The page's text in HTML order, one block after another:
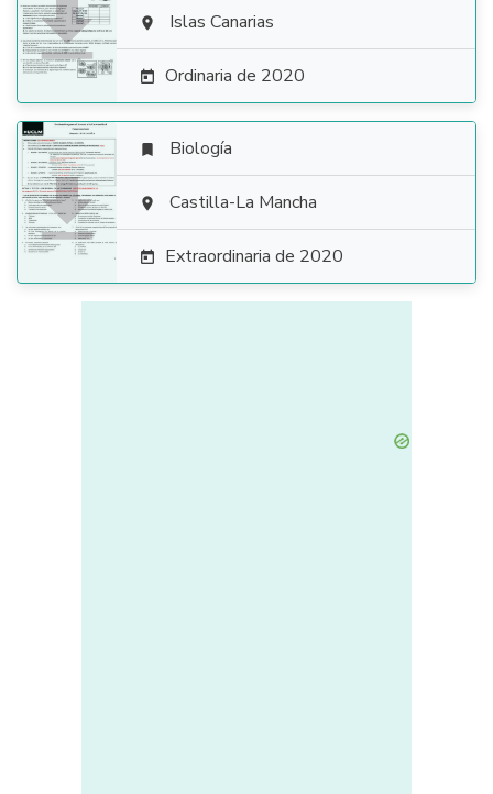
  Islas Canarias
 Ordinaria de 2020

 Biología
 Castilla-La Mancha
 Extraordinaria de 2020